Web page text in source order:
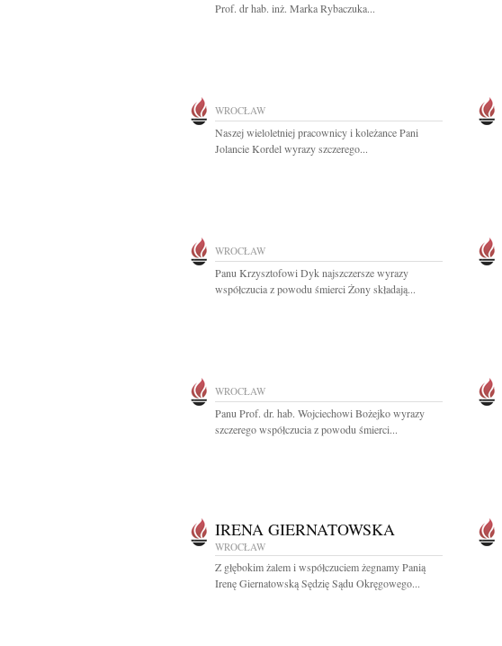
Prof. dr hab. inż. Marka Rybaczuka...
WROCŁAW
Naszej wieloletniej pracownicy i koleżance Pani
Jolancie Kordel wyrazy szczerego...
WROCŁAW
Panu Krzysztofowi Dyk najszczersze wyrazy
współczucia z powodu śmierci Żony składają...
WROCŁAW
Panu Prof. dr. hab. Wojciechowi Bożejko wyrazy
szczerego współczucia z powodu śmierci...
IRENA GIERNATOWSKA
WROCŁAW
Z głębokim żalem i współczuciem żegnamy Panią
Irenę Giernatowską Sędzię Sądu Okręgowego...